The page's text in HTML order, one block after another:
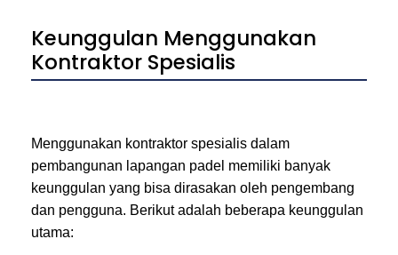
Keunggulan Menggunakan
Kontraktor Spesialis
Menggunakan kontraktor spesialis dalam
pembangunan lapangan padel memiliki banyak
keunggulan yang bisa dirasakan oleh pengembang
dan pengguna. Berikut adalah beberapa keunggulan
utama: